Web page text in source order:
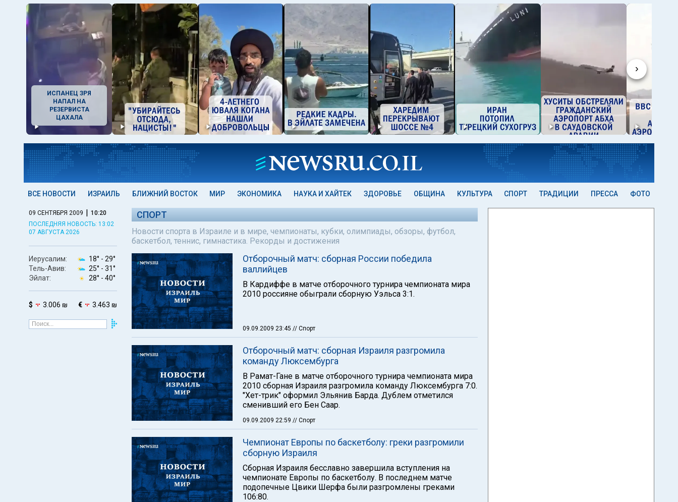
›
ИСПАНЕЦ ЗРЯ
НАПАЛ НА
РЕЗЕРВИСТА
ЦАХАЛА
ВСЕ НОВОСТИ ИЗРАИЛЬ БЛИЖНИЙ ВОСТОК МИР ЭКОНОМИКА НАУКА И ХАЙТЕК ЗДОРОВЬЕ ОБЩИНА КУЛЬТУРА СПОРТ ТРАДИЦИИ ПРЕССА ФОТО
09 СЕНТЯБРЯ 2009 | 10:20
ПОСЛЕДНЯЯ НОВОСТЬ: 13:02
07 АВГУСТА 2026
Иерусалим: 18° - 29°
Тель-Авив:
25° - 31°
Эйлат:
28° - 40°
$ 3.006 ₪ € 3.463 ₪
СПОРТ
Новости спорта в Израиле и в мире, чемпионаты, кубки, олимпиады, обзоры, футбол,
баскетбол, теннис, гимнастика. Рекорды и достижения
Отборочный матч: сборная России победила
валлийцев
В Кардиффе в матче отборочного турнира чемпионата мира
2010 россияне обыграли сборную Уэльса 3:1.
09.09.2009 23:45 // Спорт
Отборочный матч: сборная Израиля разгромила
команду Люксембурга
В Рамат-Гане в матче отборочного турнира чемпионата мира
2010 сборная Израиля разгромила команду Люксембурга 7:0.
"Хет-трик" оформил Эльянив Барда. Дублем отметился
сменивший его Бен Саар.
09.09.2009 22:59 // Спорт
Чемпионат Европы по баскетболу: греки разгромили
сборную Израиля
Сборная Израиля бесславно завершила вступления на
чемпионате Европы по баскетболу. В последнем матче
подопечные Цвики Шерфа были разгромлены греками
106:80.